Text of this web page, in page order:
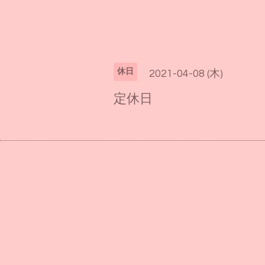
休日 2021-04-08 (木)
定休日